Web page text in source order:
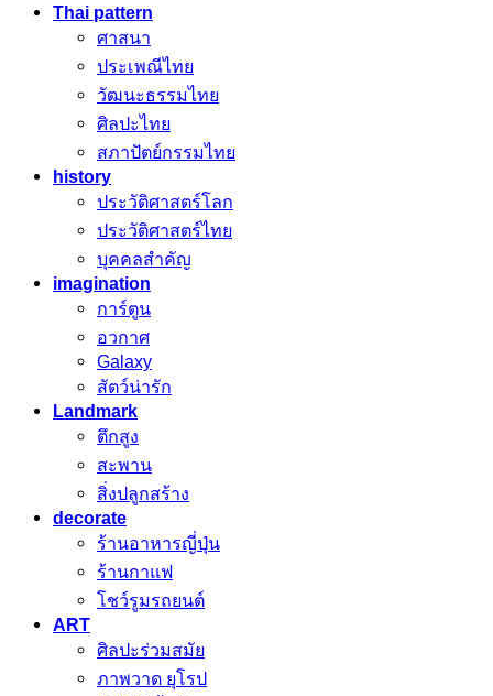
Thai pattern
ศาสนา
ประเพณีไทย
วัฒนะธรรมไทย
ศิลปะไทย
สภาปัตย์กรรมไทย
history
ประวัติศาสตร์โลก
ประวัติศาสตร์ไทย
บุคคลสำคัญ
imagination
การ์ตูน
อวกาศ
Galaxy
สัตว์น่ารัก
Landmark
ตึกสูง
สะพาน
สิ่งปลูกสร้าง
decorate
ร้านอาหารญี่ปุ่น
ร้านกาแฟ
โชว์รูมรถยนต์
ART
ศิลปะร่วมสมัย
ภาพวาด ยุโรป